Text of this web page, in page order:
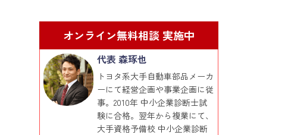
オンライン無料相談 実施中
代表 森琢也
トヨタ系大手自動車部品メーカ
ーにて経営企画や事業企画に従
事。2010年 中小企業診断士試
験に合格。翌年から複業にて、
大手資格予備校 中小企業診断